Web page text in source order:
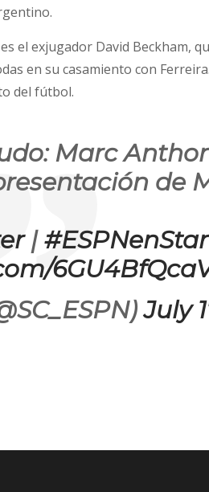
el exjugador David Beckham,
en su casamiento con
del fútbol.
Marc
de
|
July